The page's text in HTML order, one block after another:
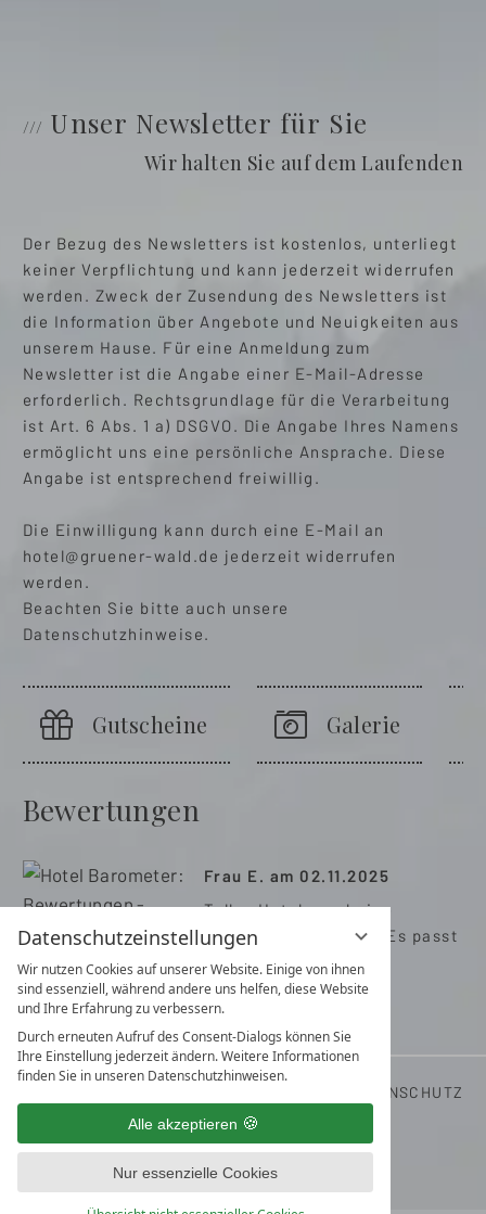
Datenschutzeinstellungen
Wir nutzen Cookies auf unserer Website. Einige von ihnen
sind essenziell, während andere uns helfen, diese Website
und Ihre Erfahrung zu verbessern.
Durch erneuten Aufruf des Consent-Dialogs können Sie
Ihre Einstellung jederzeit ändern. Weitere Informationen
finden Sie in unseren Datenschutzhinweisen.
Alle akzeptieren
Nur essenzielle Cookies
Unser Newsletter für Sie
Wir halten Sie auf dem Laufenden
Der Bezug des Newsletters ist kostenlos, unterliegt
keiner Verpflichtung und kann jederzeit widerrufen
werden. Zweck der Zusendung des Newsletters ist
die Information über Angebote und Neuigkeiten aus
unserem Hause. Für eine Anmeldung zum
Newsletter ist die Angabe einer E-Mail-Adresse
erforderlich. Rechtsgrundlage für die Verarbeitung
ist Art. 6 Abs. 1 a) DSGVO. Die Angabe Ihres Namens
ermöglicht uns eine persönliche Ansprache. Diese
Angabe ist entsprechend freiwillig.
Die Einwilligung kann durch eine E-Mail an
hotel@gruener-wald.de jederzeit widerrufen
werden.
Beachten Sie bitte auch unsere
Datenschutzhinweise.
Gutscheine Galerie
Bewertungen
Frau E. am 02.11.2025
Tolles Hotel was keine
Wünsche offen lässt! Es passt
einfach alles ,!
DATENSCHUTZ
DATENSCHUTZEINSTELLUNGEN